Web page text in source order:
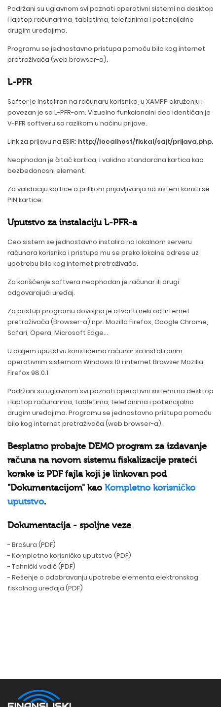
Podržani su uglavnom svi poznati operativni sistemi na desktop
i laptop računarima, tabletima, telefonima i potencijalno
drugim uređajima.
Programu se jednostavno pristupa pomoću bilo kog internet
pretraživača (web browser-a).
L-PFR
Softer je instaliran na računaru korisnika, u XAMPP okruženju i
povezan je sa L-PFR-om. Vizuelno funkcionalni deo identičan je
V-PFR softveru sa razlikom u načinu prijave.
Link za prijavu na ESIR: http://localhost/fiskal/sajt/prijava.php.
Neophodan je čitač kartica, i validna standardna kartica kao
bezbedonosni element.
Za validaciju kartice a prilikom prijavljivanja na sistem koristi se
PIN kartice.
Uputstvo za instalaciju L-PFR-a
Ceo sistem se jednostavno instalira na lokalnom serveru
računara korisnika i pristupa mu se preko lokalne adrese uz
upotrebu bilo kog internet pretraživača.
Za korišćenje softvera neophodan je računar ili drugi
odgovarajući uređaj.
Za pristup programu dovoljno je otvoriti neki od internet
pretraživača (Browser-a) npr. Mozilla Firefox, Google Chrome,
Safari, Opera, Microsoft Edge...
U daljem uputstvu koristićemo računar sa instaliranim
operativnim sistemom Windows 10 i internet Browser Mozilla
Firefox 98.0.1
Podržani su uglavnom svi poznati operativni sistemi na desktop
i laptop računarima, tabletima, telefonima i potencijalno
drugim uređajima. Programu se jednostavno pristupa pomoću
bilo kog internet pretraživača (web browser-a).
Besplatno probajte DEMO program za izdavanje
računa na novom sistemu fiskalizacije prateći
korake iz PDF fajla koji je linkovan pod
"Dokumentacijom" kao Kompletno korisničko
uputstvo.
Dokumentacija - spoljne veze
- Brošura (PDF)
- Kompletno korisničko uputstvo (PDF)
- Tehnički vodič (PDF)
- Rešenje o odobravanju upotrebe elementa elektronskog
fiskalnog uređaja (PDF)